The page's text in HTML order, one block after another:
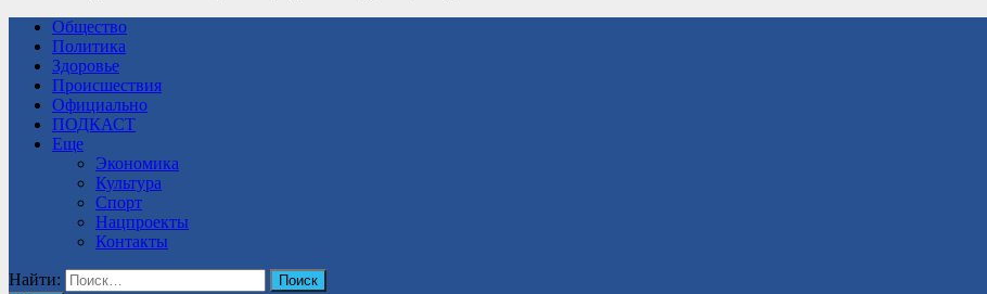
Общество
Политика
Здоровье
Происшествия
Официально
ПОДКАСТ
Еще
Экономика
Культура
Спорт
Нацпроекты
Контакты
Найти: